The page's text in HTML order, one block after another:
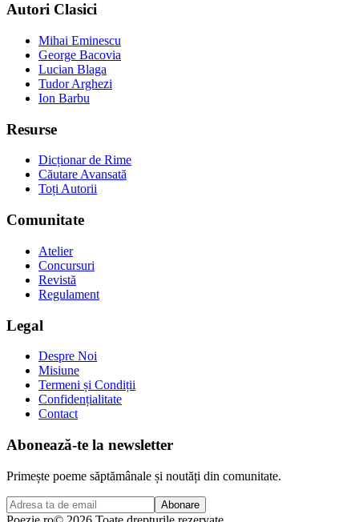
Autori Clasici
Mihai Eminescu
George Bacovia
Lucian Blaga
Tudor Arghezi
Ion Barbu
Resurse
Dicționar de Rime
Căutare Avansată
Toți Autorii
Comunitate
Atelier
Concursuri
Revistă
Regulament
Legal
Despre Noi
Misiune
Termeni și Condiții
Confidențialitate
Contact
Abonează-te la newsletter
Primește poeme săptămânale și noutăți din comunitate.
Abonare